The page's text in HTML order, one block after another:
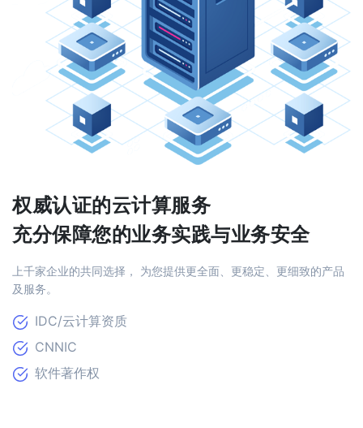
权威认证的云计算服务
充分保障您的业务实践与业务安全
上千家企业的共同选择， 为您提供更全面、更稳定、更细致的产品
及服务。
IDC/云计算资质
CNNIC
软件著作权